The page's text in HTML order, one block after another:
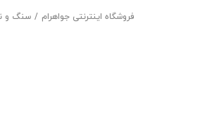
فروشگاه اینترنتی جواهرام سنگ و